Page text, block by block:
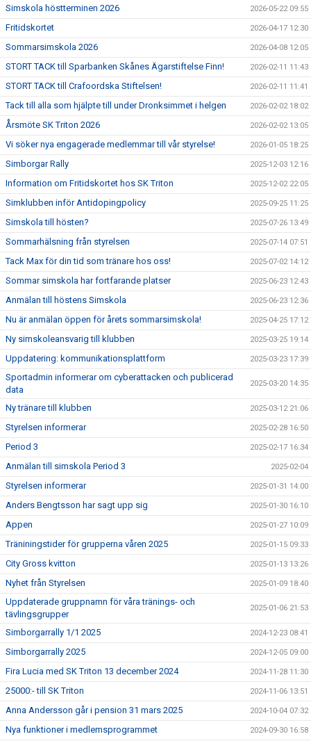
Simskola höstterminen 2026 2026-05-22 09:55
Fritidskortet 2026-04-17 12:30
Sommarsimskola 2026 2026-04-08 12:05
STORT TACK till Sparbanken Skånes Ägarstiftelse Finn! 2026-02-11 11:43
STORT TACK till Crafoordska Stiftelsen! 2026-02-11 11:41
Tack till alla som hjälpte till under Dronksimmet i helgen 2026-02-02 18:02
Årsmöte SK Triton 2026 2026-02-02 13:05
Vi söker nya engagerade medlemmar till vår styrelse! 2026-01-05 18:25
Simborgar Rally 2025-12-03 12:16
Information om Fritidskortet hos SK Triton 2025-12-02 22:05
Simklubben inför Antidopingpolicy 2025-09-25 11:25
Simskola till hösten? 2025-07-26 13:49
Sommarhälsning från styrelsen 2025-07-14 07:51
Tack Max för din tid som tränare hos oss! 2025-07-02 14:12
Sommar simskola har fortfarande platser 2025-06-23 12:43
Anmälan till höstens Simskola 2025-06-23 12:36
Nu är anmälan öppen för årets sommarsimskola! 2025-04-25 17:12
Ny simskoleansvarig till klubben 2025-03-25 19:14
Uppdatering: kommunikationsplattform 2025-03-23 17:39
Sportadmin informerar om cyberattacken och publicerad
data
2025-03-20 14:35
Ny tränare till klubben 2025-03-12 21:06
Styrelsen informerar 2025-02-28 16:50
Period 3 2025-02-17 16:34
Anmälan till simskola Period 3 2025-02-04
Styrelsen informerar 2025-01-31 14:00
Anders Bengtsson har sagt upp sig 2025-01-30 16:10
Appen 2025-01-27 10:09
Träniningstider för grupperna våren 2025 2025-01-15 09:33
City Gross kvitton 2025-01-13 13:26
Nyhet från Styrelsen 2025-01-09 18:40
Uppdaterade gruppnamn för våra tränings- och
tävlingsgrupper
2025-01-06 21:53
Simborgarrally 1/1 2025 2024-12-23 08:41
Simborgarrally 2025 2024-12-05 09:00
Fira Lucia med SK Triton 13 december 2024 2024-11-28 11:30
25000:- till SK Triton 2024-11-06 13:51
Anna Andersson går i pension 31 mars 2025 2024-10-04 07:32
Nya funktioner i medlemsprogrammet 2024-09-30 16:58